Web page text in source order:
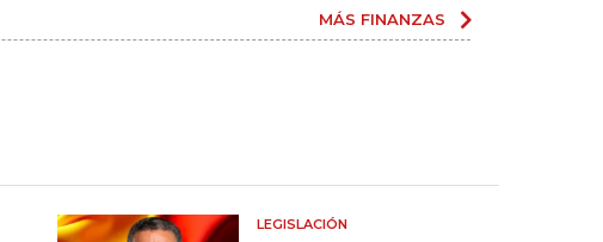
MÁS FINANZAS
LEGISLACIÓN